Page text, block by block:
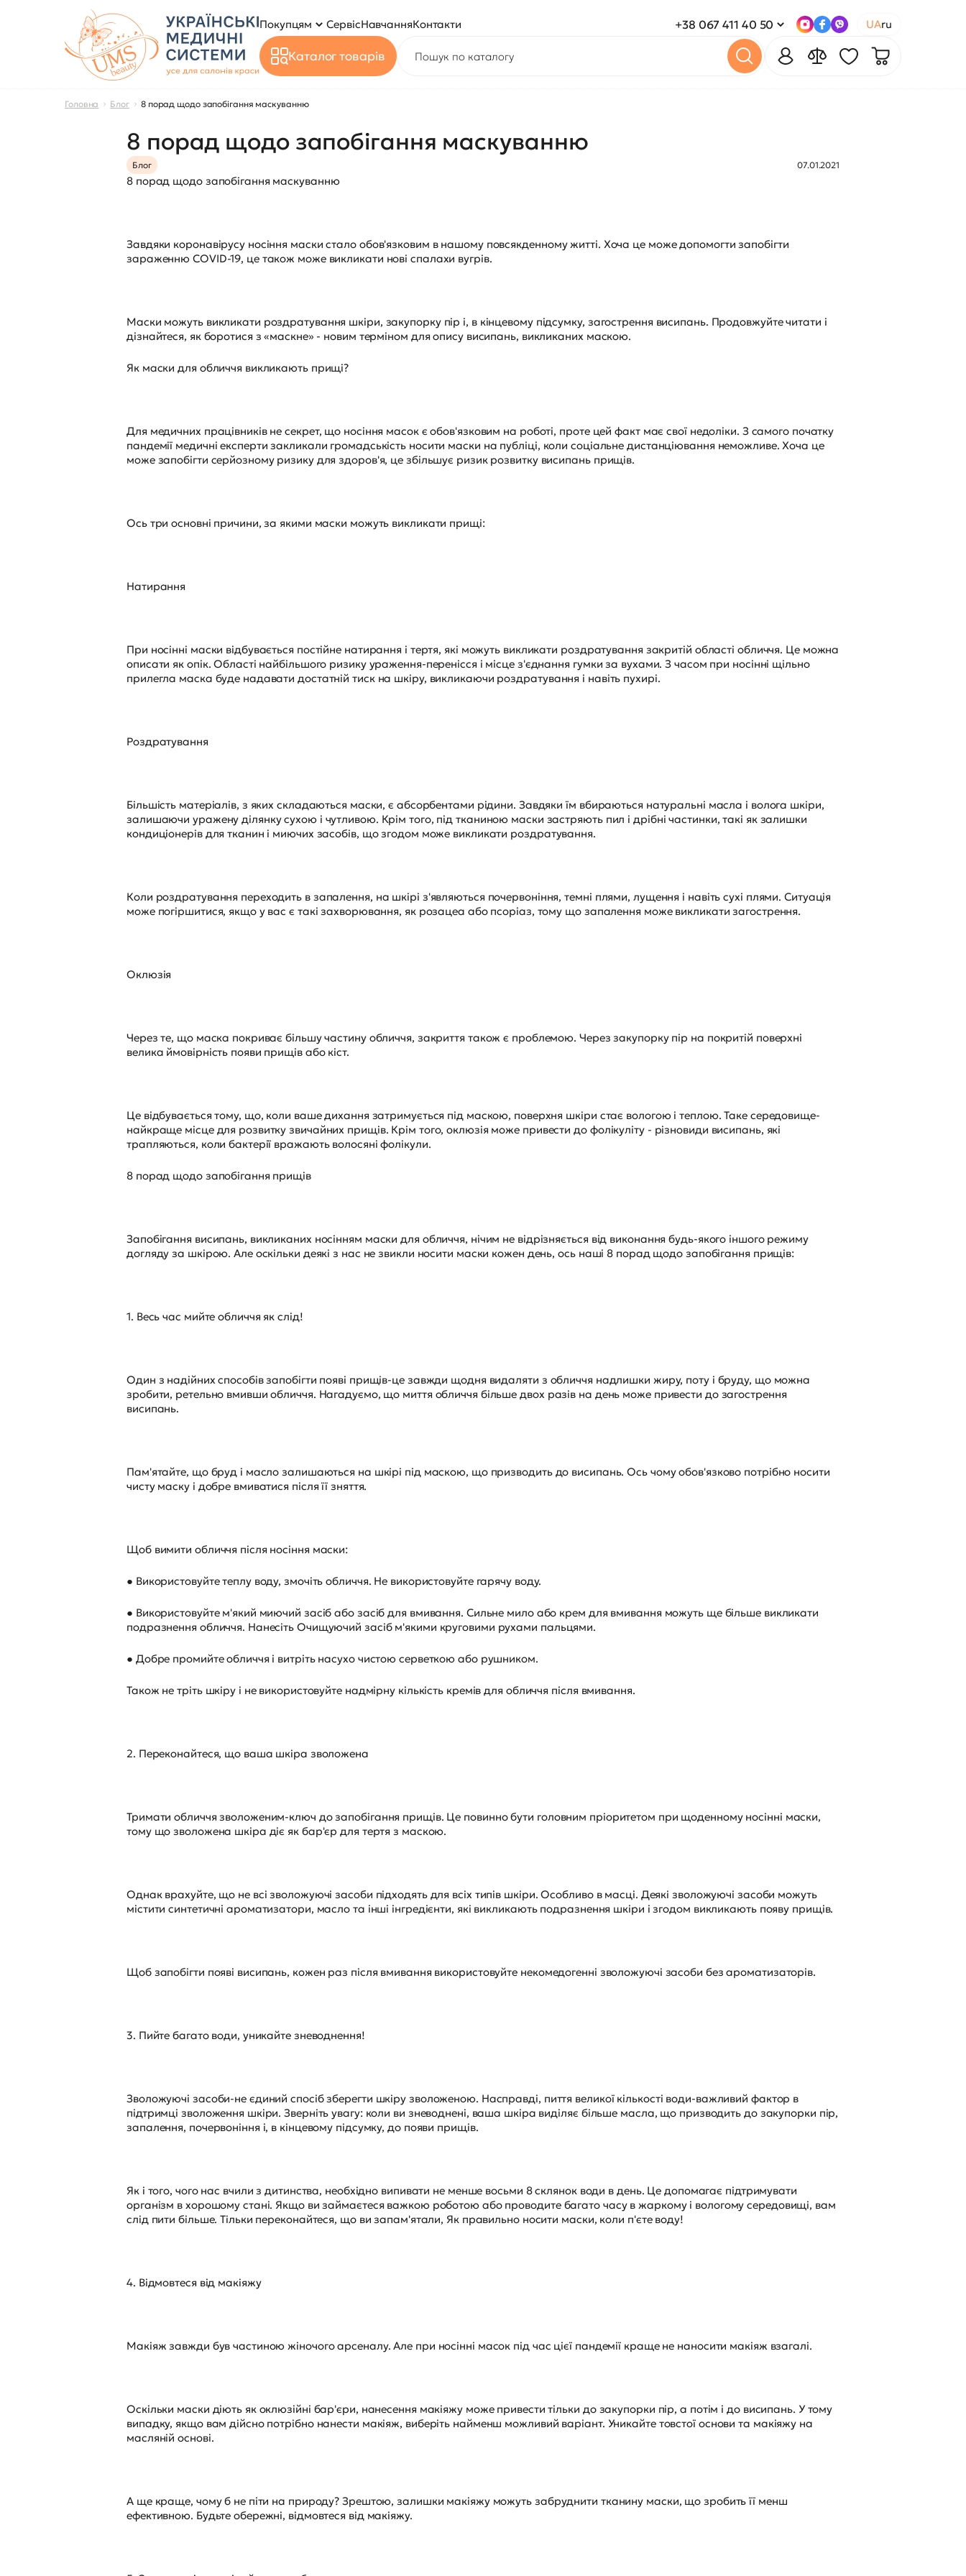
Покупцям СервісНавчанняКонтакти +38 067 411 40 50 UAru
Каталог товарів
Головна Блог 8 порад щодо запобігання маскуванню
8 порад щодо запобігання маскуванню
Блог 07.01.2021
8 порад щодо запобігання маскуванню
Завдяки коронавірусу носіння маски стало обов'язковим в нашому повсякденному житті. Хоча це може допомогти запобігти
зараженню COVID-19, це також може викликати нові спалахи вугрів.
Маски можуть викликати роздратування шкіри, закупорку пір і, в кінцевому підсумку, загострення висипань. Продовжуйте читати і
дізнайтеся, як боротися з «маскне» - новим терміном для опису висипань, викликаних маскою.
Як маски для обличчя викликають прищі?
Для медичних працівників не секрет, що носіння масок є обов'язковим на роботі, проте цей факт має свої недоліки. З самого початку
пандемії медичні експерти закликали громадськість носити маски на публіці, коли соціальне дистанціювання неможливе. Хоча це
може запобігти серйозному ризику для здоров'я, це збільшує ризик розвитку висипань прищів.
Ось три основні причини, за якими маски можуть викликати прищі:
Натирання
При носінні маски відбувається постійне натирання і тертя, які можуть викликати роздратування закритій області обличчя. Це можна
описати як опік. Області найбільшого ризику ураження-перенісся і місце з'єднання гумки за вухами. З часом при носінні щільно
прилегла маска буде надавати достатній тиск на шкіру, викликаючи роздратування і навіть пухирі.
Роздратування
Більшість матеріалів, з яких складаються маски, є абсорбентами рідини. Завдяки їм вбираються натуральні масла і волога шкіри,
залишаючи уражену ділянку сухою і чутливою. Крім того, під тканиною маски застряють пил і дрібні частинки, такі як залишки
кондиціонерів для тканин і миючих засобів, що згодом може викликати роздратування.
Коли роздратування переходить в запалення, на шкірі з'являються почервоніння, темні плями, лущення і навіть сухі плями. Ситуація
може погіршитися, якщо у вас є такі захворювання, як розацеа або псоріаз, тому що запалення може викликати загострення.
Оклюзія
Через те, що маска покриває більшу частину обличчя, закриття також є проблемою. Через закупорку пір на покритій поверхні
велика ймовірність появи прищів або кіст.
Це відбувається тому, що, коли ваше дихання затримується під маскою, поверхня шкіри стає вологою і теплою. Таке середовище-
найкраще місце для розвитку звичайних прищів. Крім того, оклюзія може привести до фолікуліту - різновиди висипань, які
трапляються, коли бактерії вражають волосяні фолікули.
8 порад щодо запобігання прищів
Запобігання висипань, викликаних носінням маски для обличчя, нічим не відрізняється від виконання будь-якого іншого режиму
догляду за шкірою. Але оскільки деякі з нас не звикли носити маски кожен день, ось наші 8 порад щодо запобігання прищів:
1. Весь час мийте обличчя як слід!
Один з надійних способів запобігти появі прищів-це завжди щодня видаляти з обличчя надлишки жиру, поту і бруду, що можна
зробити, ретельно вмивши обличчя. Нагадуємо, що миття обличчя більше двох разів на день може привести до загострення
висипань.
Пам'ятайте, що бруд і масло залишаються на шкірі під маскою, що призводить до висипань. Ось чому обов'язково потрібно носити
чисту маску і добре вмиватися після її зняття.
Щоб вимити обличчя після носіння маски:
● Використовуйте теплу воду, змочіть обличчя. Не використовуйте гарячу воду.
● Використовуйте м'який миючий засіб або засіб для вмивання. Сильне мило або крем для вмивання можуть ще більше викликати
подразнення обличчя. Нанесіть Очищуючий засіб м'якими круговими рухами пальцями.
● Добре промийте обличчя і витріть насухо чистою серветкою або рушником.
Також не тріть шкіру і не використовуйте надмірну кількість кремів для обличчя після вмивання.
2. Переконайтеся, що ваша шкіра зволожена
Тримати обличчя зволоженим-ключ до запобігання прищів. Це повинно бути головним пріоритетом при щоденному носінні маски,
тому що зволожена шкіра діє як бар'єр для тертя з маскою.
Однак врахуйте, що не всі зволожуючі засоби підходять для всіх типів шкіри. Особливо в масці. Деякі зволожуючі засоби можуть
містити синтетичні ароматизатори, масло та інші інгредієнти, які викликають подразнення шкіри і згодом викликають появу прищів.
Щоб запобігти появі висипань, кожен раз після вмивання використовуйте некомедогенні зволожуючі засоби без ароматизаторів.
3. Пийте багато води, уникайте зневоднення!
Зволожуючі засоби-не єдиний спосіб зберегти шкіру зволоженою. Насправді, пиття великої кількості води-важливий фактор в
підтримці зволоження шкіри. Зверніть увагу: коли ви зневоднені, ваша шкіра виділяє більше масла, що призводить до закупорки пір,
запалення, почервоніння і, в кінцевому підсумку, до появи прищів.
Як і того, чого нас вчили з дитинства, необхідно випивати не менше восьми 8 склянок води в день. Це допомагає підтримувати
організм в хорошому стані. Якщо ви займаєтеся важкою роботою або проводите багато часу в жаркому і вологому середовищі, вам
слід пити більше. Тільки переконайтеся, що ви запам'ятали, Як правильно носити маски, коли п'єте воду!
4. Відмовтеся від макіяжу
Макіяж завжди був частиною жіночого арсеналу. Але при носінні масок під час цієї пандемії краще не наносити макіяж взагалі.
Оскільки маски діють як оклюзійні бар'єри, нанесення макіяжу може привести тільки до закупорки пір, а потім і до висипань. У тому
випадку, якщо вам дійсно потрібно нанести макіяж, виберіть найменш можливий варіант. Уникайте товстої основи та макіяжу на
масляній основі.
А ще краще, чому б не піти на природу? Зрештою, залишки макіяжу можуть забруднити тканину маски, що зробить її менш
ефективною. Будьте обережні, відмовтеся від макіяжу.